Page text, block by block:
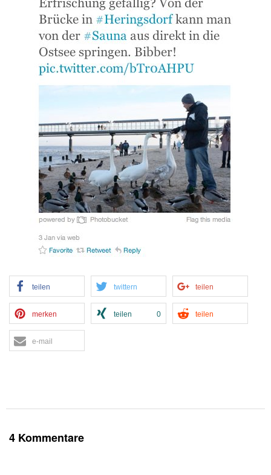
teilen twittern teilen
merken teilen 0 teilen
e-mail
4 Kommentare